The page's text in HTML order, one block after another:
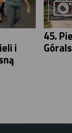
i
45.